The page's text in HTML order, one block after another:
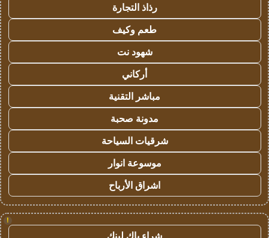
رذاذ التجارة
طعم وكيف
شهود نت
أركاني
مباشر التقنية
مدونة صحبة
شرقيات السياحة
موسوعة انوار
اشراق الأرباح
!
شراء باك لينك